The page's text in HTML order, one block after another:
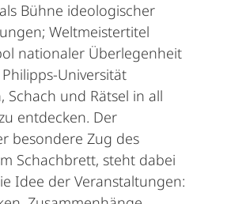
Bühne ideologischer
Weltmeistertitel
nationaler Überlegenheit
Universität
und Rätsel in all
entdecken. Der
besondere Zug des
Schachbrett, steht dabei
Idee der Veranstaltungen: